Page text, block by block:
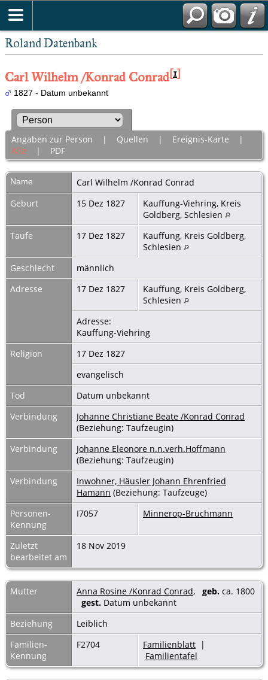
Roland Datenbank
Carl Wilhelm /Konrad Conrad[1]
1827 - Datum unbekannt
Angaben zur Person | Quellen | Ereignis-Karte |
Alle | PDF
Name Carl Wilhelm /Konrad Conrad
Geburt
15 Dez 1827
Kauffung-Viehring, Kreis
Goldberg, Schlesien
Taufe
17 Dez 1827
Kauffung, Kreis Goldberg,
Schlesien
Geschlecht
männlich
Adresse
17 Dez 1827
Kauffung, Kreis Goldberg,
Schlesien
Adresse:
Kauffung-Viehring
Religion
17 Dez 1827
evangelisch
Tod
Datum unbekannt
Verbindung
Johanne Christiane Beate /Konrad Conrad
(Beziehung: Taufzeugin)
Verbindung
Johanne Eleonore n.n.verh.Hoffmann
(Beziehung: Taufzeugin)
Verbindung
Inwohner, Häusler Johann Ehrenfried
Hamann (Beziehung: Taufzeuge)
Personen-
Kennung
I7057 Minnerop-Bruchmann
Zuletzt
bearbeitet am
18 Nov 2019
Mutter Anna Rosine /Konrad Conrad, geb. ca. 1800
gest. Datum unbekannt
Beziehung
Leiblich
Familien-
Kennung
F2704 Familienblatt |
Familientafel